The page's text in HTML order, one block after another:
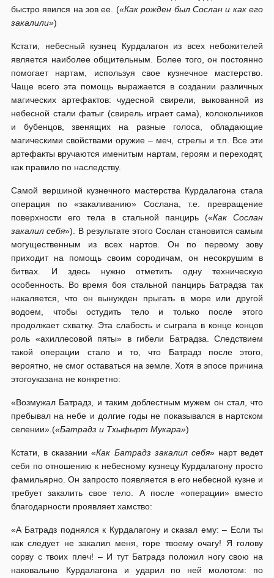
быстро явился на зов ее. («Как рожден был Сослан и как его
закалили»)
Кстати, небесный кузнец Курдалагон из всех небожителей
является наиболее общительным. Более того, он постоянно
помогает нартам, используя свое кузнечное мастерство.
Чаще всего эта помощь выражается в создании различных
магических артефактов: чудесной свирели, выкованной из
небесной стали фатыг (свирель играет сама), колокольчиков
и бубенцов, звенящих на разные голоса, обладающие
магическими свойствами оружие – меч, стрелы и т.п. Все эти
артефакты вручаются именитым нартам, героям и переходят,
как правило по наследству.
Самой вершиной кузнечного мастерства Курдалагона стала
операция по «закаливанию» Сослана, т.е. превращение
поверхности его тела в стальной панцирь («Как Сослан
закалил себя»). В результате этого Сослан становится самым
могущественным из всех нартов. Он по первому зову
приходит на помощь своим сородичам, он несокрушим в
битвах. И здесь нужно отметить одну техническую
особенность. Во время боя стальной панцирь Батрадза так
накаляется, что он вынужден прыгать в море или другой
водоем, чтобы остудить тело и только после этого
продолжает схватку. Эта слабость и сыграла в конце концов
роль «ахиллесовой пяты» в гибели Батрадза. Следствием
такой операции стало и то, что Батрадз после этого,
вероятно, не смог оставаться на земле. Хотя в эпосе причина
этогоуказана не конкретно:
«Возмужал Батрадз, и таким доблестным мужем он стал, что
пребывал на небе и долгие годы не показывался в нартском
селении».(«Батрадз и Тхыфырт Мукара»)
Кстати, в сказании «Как Батрадз закалил себя» нарт ведет
себя по отношению к небесному кузнецу Курдалагону просто
фамильярно. Он запросто появляется в его небесной кузне и
требует закалить свое тело. А после «операции» вместо
благодарности проявляет хамство:
«А Батрадз поднялся к Курдалагону и сказал ему: – Если ты
как следует не закалил меня, горе твоему очагу! Я голову
сорву с твоих плеч! – И тут Батрадз положил ногу свою на
наковальню Курдалагона и ударил по ней молотом: по